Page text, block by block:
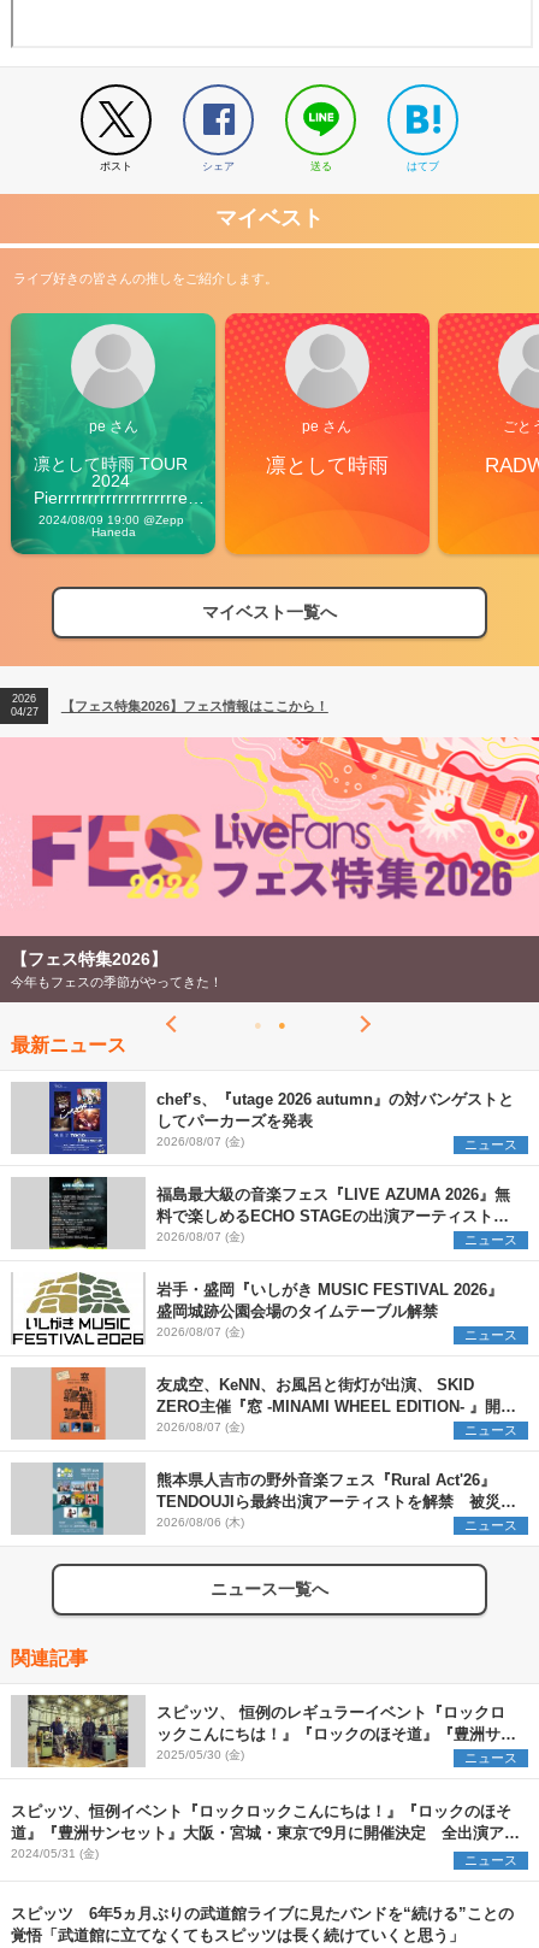
ポスト シェア 送る はてブ
マイベスト
ライブ好きの皆さんの推しをご紹介します。
pe さん
凛として時雨 TOUR
2024
Pierrrrrrrrrrrrrrrrrrrre
Vibes
2024/08/09 19:00 @Zepp
Haneda
pe さん
凛として時雨
ごと
マイベスト一覧へ
【フェス特集2026】フェス情報はここから！
【ライブ動員ランキング】2026年上半期編発表！
2026
04/27
【フェス特集2026】フェス情報はここから！
2026
【ライブ動員ランキング】2026年上半期編発表！
【フェス特集2026】
今年もフェスの季節がやってきた！
最新ニュース
chef’s、『utage 2026 autumn』の対バンゲストと
してパーカーズを発表
2026/08/07 (金) ニュース
福島最大級の音楽フェス『LIVE AZUMA 2026』無
料で楽しめるECHO STAGEの出演アーティストを
発表
2026/08/07 (金) ニュース
岩手・盛岡『いしがき MUSIC FESTIVAL 2026』
盛岡城跡公園会場のタイムテーブル解禁
2026/08/07 (金) ニュース
友成空、KeNN、お風呂と街灯が出演、 SKID
ZERO主催『窓 -MINAMI WHEEL EDITION- 』開催
決定
2026/08/07 (金) ニュース
熊本県人吉市の野外音楽フェス『Rural Act'26』
TENDOUJIら最終出演アーティストを解禁 被災地
支援プロジェクトの始動も発表
2026/08/06 (木) ニュース
ニュース一覧へ
関連記事
スピッツ、 恒例のレギュラーイベント『ロックロ
ックこんにちは！』『ロックのほそ道』『豊洲サン
セット』9月に開催決定
2025/05/30 (金) ニュース
スピッツ、恒例イベント『ロックロックこんにちは！』『ロックのほそ
道』『豊洲サンセット』大阪・宮城・東京で9月に開催決定 全出演アー
ティストを発表
2024/05/31 (金) ニュース
スピッツ 6年5ヵ月ぶりの武道館ライブに見たバンドを“続ける”ことの
覚悟「武道館に立てなくてもスピッツは長く続けていくと思う」